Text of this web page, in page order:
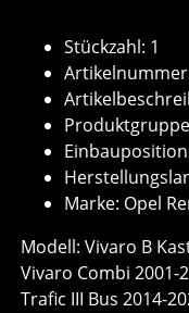
Stückzahl: 1
Marke: Opel
Modell: Vivaro B
Vivaro Combi 2001-
Trafic III Bus 2014-